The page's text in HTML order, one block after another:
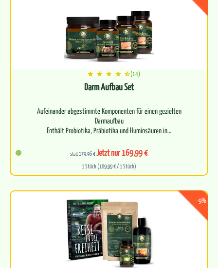
(14)
Darm Aufbau Set
Aufeinander abgestimmte Komponenten für einen gezielten
Darmaufbau
Enthält Probiotika, Präbiotika und Huminsäuren in…
statt179,96 €Jetzt nur 169,99 €
1 Stück (169,99 € / 1 Stück)
-9%